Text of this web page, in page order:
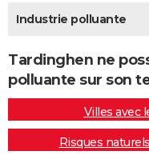
Destinations
City break
Voyage nature
Voyage de noces
Forum
Climat
+PHOTO
GUIDES D'ACHAT
BONS PLANS
CARTE DE VOEUX
Carte de Noël
Carte Bonne année
Carte Saint-Valentin
Carte Pâques
Carte d'anniversaire
DICTIONNAIRE
Industrie polluante
Tardinghen ne
polluante sur son
Villes avec
Risques